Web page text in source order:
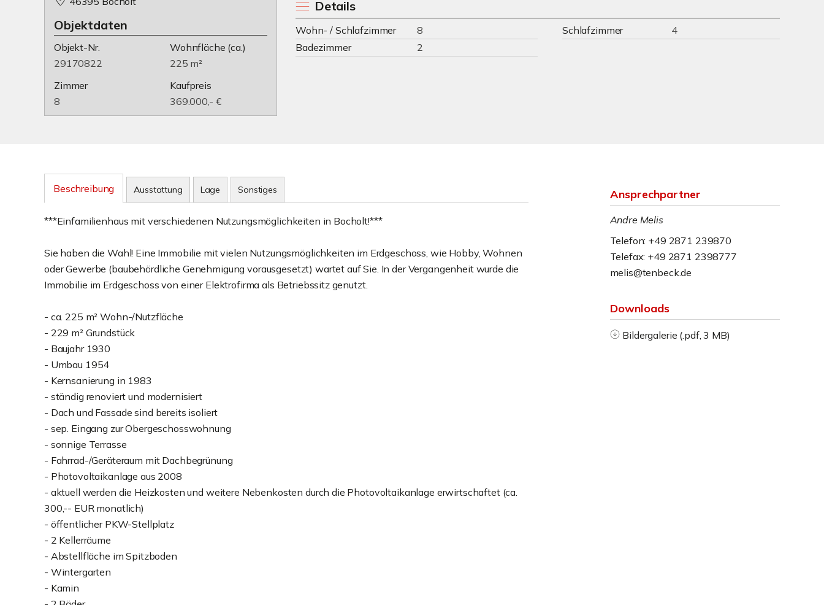
Objektdaten
Objekt-Nr.
29170822
Wohnfläche (ca.)
225 m²
Zimmer
8
Kaufpreis
369.000,- €
Details
Wohn- / Schlafzimmer 8 Schlafzimmer
4
Badezimmer
2
Beschreibung Ausstattung Lage Sonstiges
***Einfamilienhaus mit verschiedenen Nutzungsmöglichkeiten in Bocholt!***
Sie haben die Wahl! Eine Immobilie mit vielen Nutzungsmöglichkeiten im Erdgeschoss, wie Hobby, Wohnen
oder Gewerbe (baubehördliche Genehmigung vorausgesetzt) wartet auf Sie. In der Vergangenheit wurde die
Immobilie im Erdgeschoss von einer Elektrofirma als Betriebssitz genutzt.
- ca. 225 m² Wohn-/Nutzfläche
- 229 m² Grundstück
- Baujahr 1930
- Umbau 1954
- Kernsanierung in 1983
- ständig renoviert und modernisiert
- Dach und Fassade sind bereits isoliert
- sep. Eingang zur Obergeschosswohnung
- sonnige Terrasse
- Fahrrad-/Geräteraum mit Dachbegrünung
- Photovoltaikanlage aus 2008
- aktuell werden die Heizkosten und weitere Nebenkosten durch die Photovoltaikanlage erwirtschaftet (ca.
300,-- EUR monatlich)
- öffentlicher PKW-Stellplatz
- 2 Kellerräume
- Abstellfläche im Spitzboden
- Wintergarten
- Kamin
Ansprechpartner
Andre Melis
Telefon: +49 2871 239870
Telefax: +49 2871 2398777
melis@tenbeck.de
Downloads
Bildergalerie (.pdf, 3 MB)